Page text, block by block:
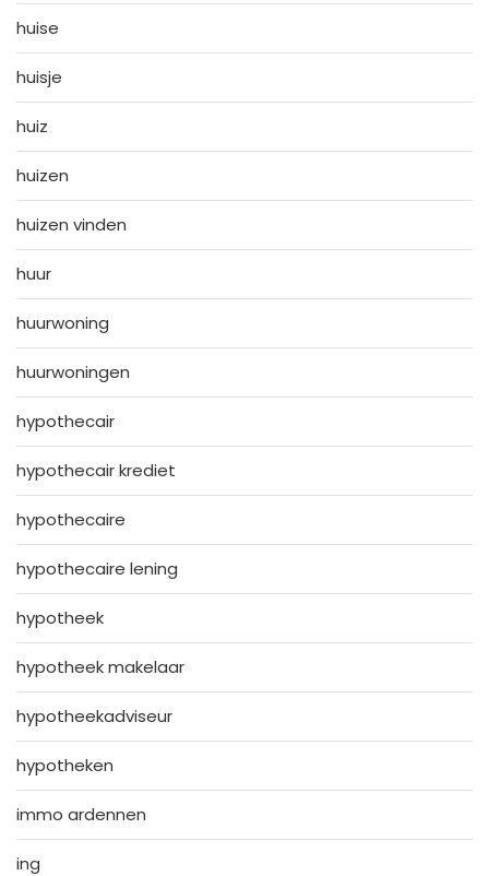
huise
huisje
huiz
huizen
huizen vinden
huur
huurwoning
huurwoningen
hypothecair
hypothecair krediet
hypothecaire
hypothecaire lening
hypotheek
hypotheek makelaar
hypotheekadviseur
hypotheken
immo ardennen
ing